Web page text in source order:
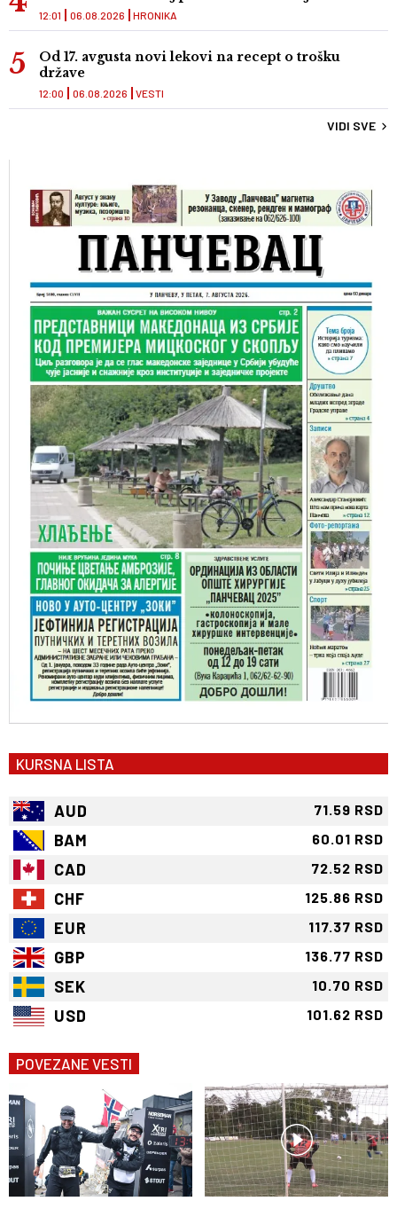
HRONIKA
12:01 06.08.2026
Od 17. avgusta novi lekovi na recept o trošku
države
VESTI
12:00 06.08.2026
VIDI SVE
KURSNA LISTA
AUD 71.59 RSD
BAM 60.01 RSD
CAD 72.52 RSD
CHF 125.86 RSD
EUR 117.37 RSD
GBP 136.77 RSD
SEK 10.70 RSD
USD 101.62 RSD
POVEZANE VESTI